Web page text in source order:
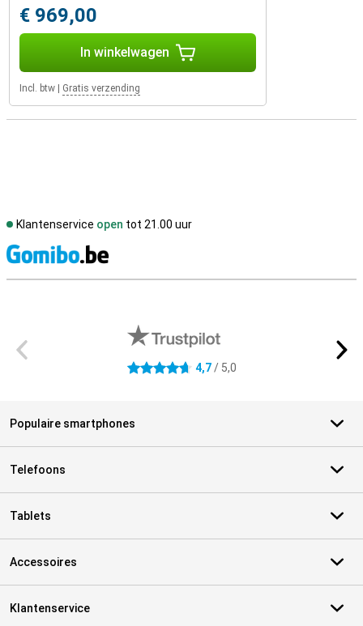
€ 969,00
In winkelwagen
Incl. btw Gratis verzending
Klantenservice open tot 21.00 uur
4.7 sterren 4,7/ 5,0
Populaire smartphones
Telefoons
Tablets
Accessoires
Klantenservice